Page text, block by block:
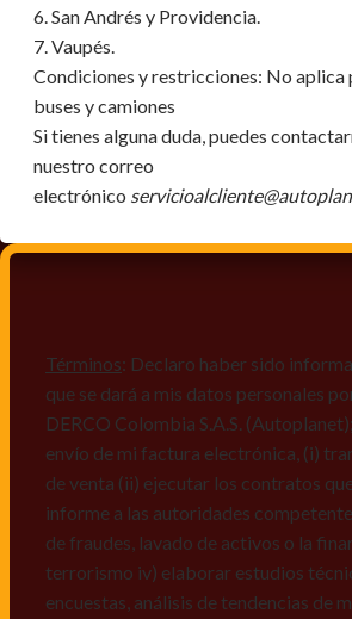
6. San Andrés y Providencia.
7. Vaupés.
Condiciones y restricciones: No aplica
buses y camiones
Si tienes alguna duda, puedes
nuestro correo
electrónico
Términos: Declaro haber sido
que se dará a mis datos personales
DERCO Colombia S.A.S.
envío de mi factura electrónica, (i)
de venta (ii) ejecutar los contratos
informe a las autoridades
de fraudes, lavado de activos o la
terrorismo iv) elaborar estudios
encuestas, análisis de tendencias de